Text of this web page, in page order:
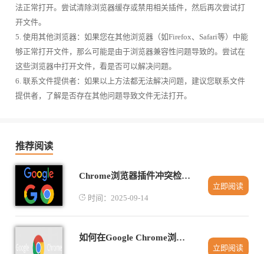
法正常打开。尝试清除浏览器缓存或禁用相关插件，然后再次尝试打
开文件。
5. 使用其他浏览器：如果您在其他浏览器（如Firefox、Safari等）中能
够正常打开文件，那么可能是由于浏览器兼容性问题导致的。尝试在
这些浏览器中打开文件，看是否可以解决问题。
6. 联系文件提供者：如果以上方法都无法解决问题，建议您联系文件
提供者，了解是否存在其他问题导致文件无法打开。
推荐阅读
Chrome浏览器插件冲突检测容易吗
时间：2025-09-14
立即阅读
如何在Google Chrome浏览器中调整视频播放设置
立即阅读